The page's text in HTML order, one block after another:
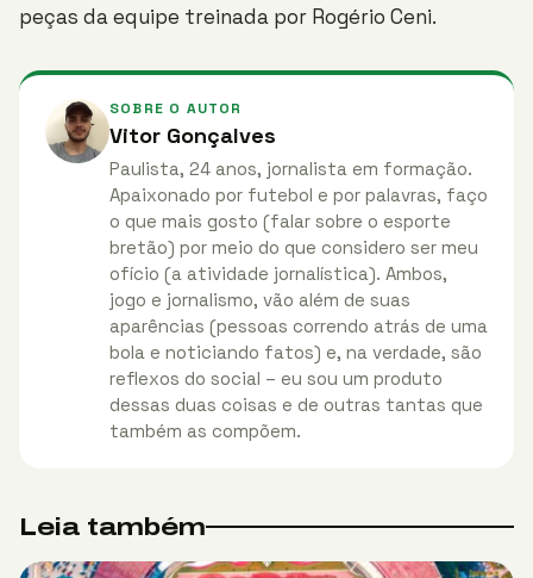
peças da equipe treinada por Rogério Ceni.
SOBRE O AUTOR
Vitor Gonçalves
Paulista, 24 anos, jornalista em formação.
Apaixonado por futebol e por palavras, faço
o que mais gosto (falar sobre o esporte
bretão) por meio do que considero ser meu
ofício (a atividade jornalística). Ambos,
jogo e jornalismo, vão além de suas
aparências (pessoas correndo atrás de uma
bola e noticiando fatos) e, na verdade, são
reflexos do social – eu sou um produto
dessas duas coisas e de outras tantas que
também as compõem.
Leia também